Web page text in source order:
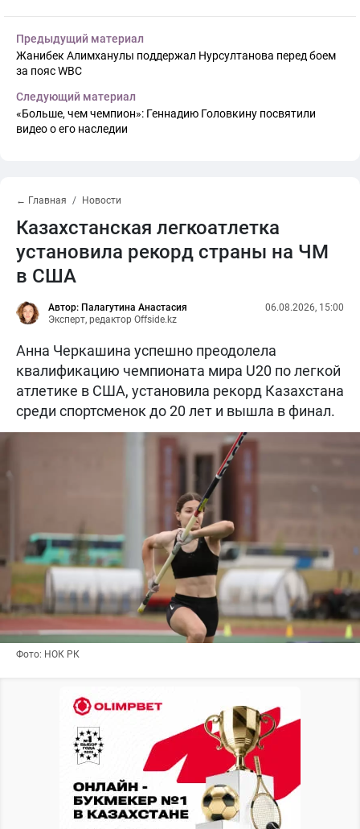
Предыдущий материал
Жанибек Алимханулы поддержал Нурсултанова перед боем
за пояс WBC
Следующий материал
«Больше, чем чемпион»: Геннадию Головкину посвятили
видео о его наследии
← Главная Новости
Казахстанская легкоатлетка
установила рекорд страны на ЧМ
в США
Автор: Палагутина Анастасия
Эксперт, редактор Offside.kz
06.08.2026, 15:00
Анна Черкашина успешно преодолела
квалификацию чемпионата мира U20 по легкой
атлетике в США, установила рекорд Казахстана
среди спортсменок до 20 лет и вышла в финал.
Фото: НОК РК